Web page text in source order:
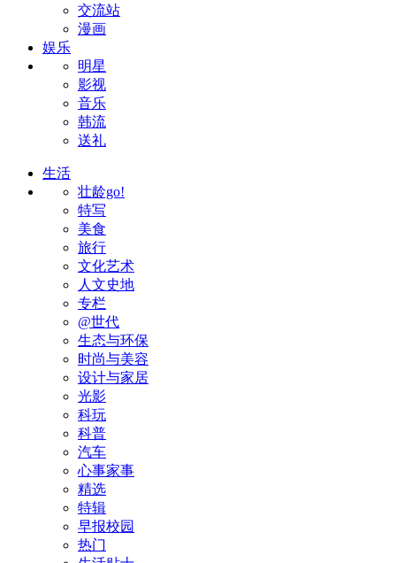
交流站
漫画
娱乐
明星
影视
音乐
韩流
送礼
生活
壮龄go!
特写
美食
旅行
文化艺术
人文史地
专栏
@世代
生态与环保
时尚与美容
设计与家居
光影
科玩
科普
汽车
心事家事
精选
特辑
早报校园
热门